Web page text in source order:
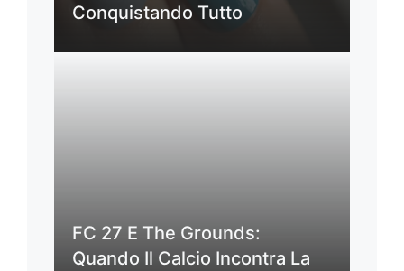
Conquistando Tutto
FC 27 E The Grounds:
Quando Il Calcio Incontra La